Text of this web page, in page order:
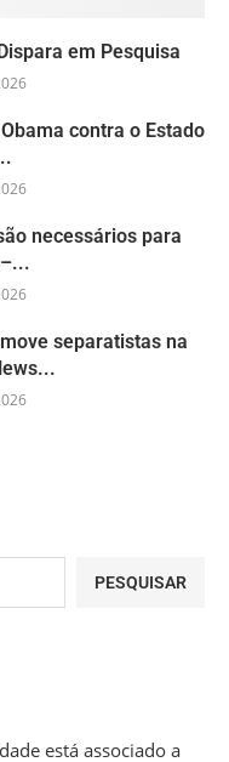
em Pesquisa
contra o Estado
necessários para
separatistas na
PESQUISAR
está associado a